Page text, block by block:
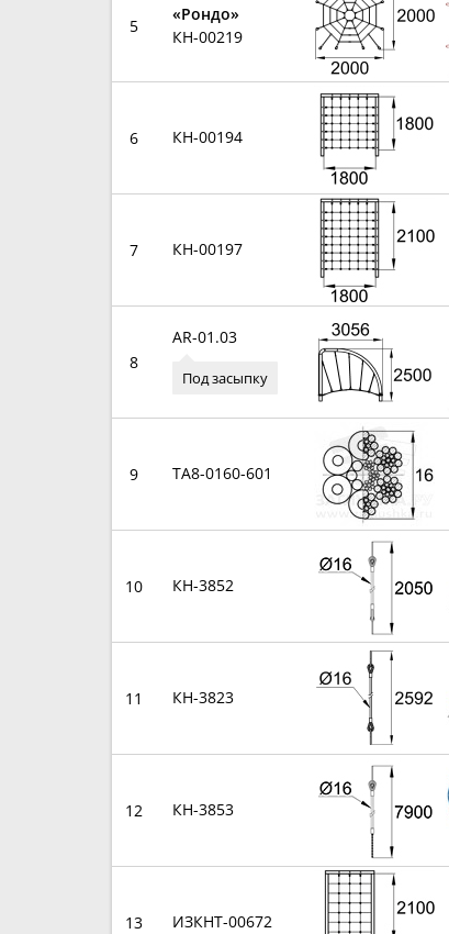
5
«Рондо»
КН-00219
6 КН-00194
7 КН-00197
8
AR-01.03
Под засыпку
9 TA8-0160-601
10 КН-3852
11 КН-3823
12 КН-3853
13 ИЗКНТ-00672